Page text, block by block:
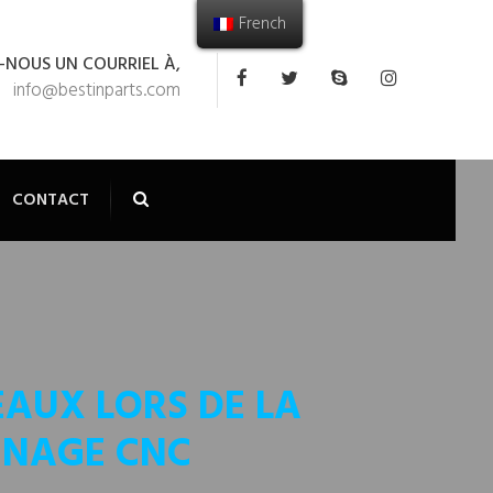
UN COURRIEL À,
info@bestinparts.com
CONTACT
LORS DE LA
CNC
French